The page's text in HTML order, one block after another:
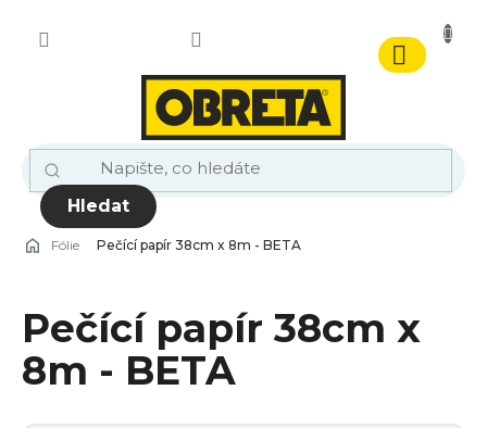
obsah
Hledat
Nákupní
košík
Fólie Pečící papír 38cm x 8m - BETA
Pečící papír 38cm x
8m - BETA